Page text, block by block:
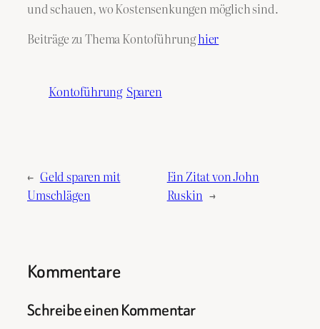
und schauen, wo Kostensenkungen möglich sind.
Beiträge zu Thema Kontoführunghier
Kontoführung Sparen
← Geld sparen mit
Umschlägen
Ein Zitat von John
Ruskin →
Kommentare
Schreibe einen Kommentar